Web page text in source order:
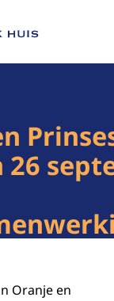
Huis
26
Oranje en